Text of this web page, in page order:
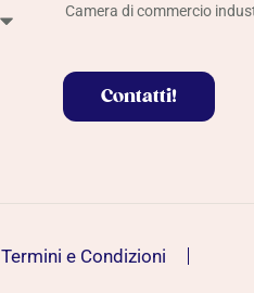
Camera di commercio
Contatti!
Termini e Condizioni